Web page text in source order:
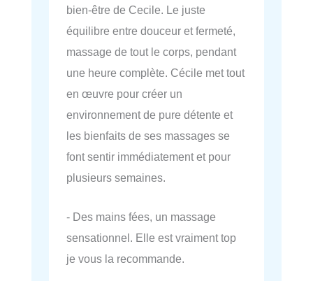
bien-être de Cecile. Le juste
équilibre entre douceur et fermeté,
massage de tout le corps, pendant
une heure complète. Cécile met tout
en œuvre pour créer un
environnement de pure détente et
les bienfaits de ses massages se
font sentir immédiatement et pour
plusieurs semaines.
- Des mains fées, un massage
sensationnel. Elle est vraiment top
je vous la recommande.